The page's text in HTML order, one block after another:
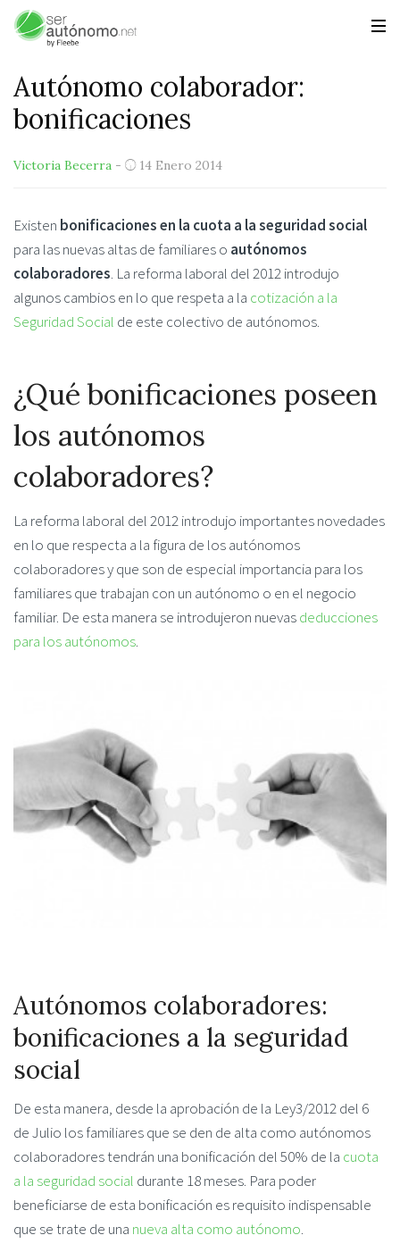
Autónomo colaborador:
bonificaciones
Victoria Becerra - 14 Enero 2014
Existen bonificaciones en la cuota a la seguridad social
para las nuevas altas de familiares o autónomos
colaboradores. La reforma laboral del 2012 introdujo
algunos cambios en lo que respeta a la cotización a la
Seguridad Social de este colectivo de autónomos.
¿Qué bonificaciones poseen
los autónomos
colaboradores?
La reforma laboral del 2012 introdujo importantes novedades
en lo que respecta a la figura de los autónomos
colaboradores y que son de especial importancia para los
familiares que trabajan con un autónomo o en el negocio
familiar. De esta manera se introdujeron nuevasdeducciones
para los autónomos.
Autónomos colaboradores:
bonificaciones a la seguridad
social
De esta manera, desde la aprobación de la Ley3/2012 del 6
de Julio los familiares que se den de alta como autónomos
colaboradores tendrán una bonificación del 50% de la cuota
a la seguridad social durante 18 meses. Para poder
beneficiarse de esta bonificación es requisito indispensable
que se trate de una nueva alta como autónomo.